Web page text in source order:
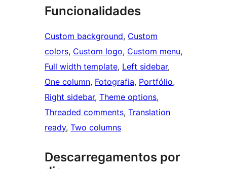
Funcionalidades
Custom background, Custom
colors, Custom logo, Custom menu
Full width template, Left sidebar
One column, Fotografia, Portfólio
Right sidebar, Theme options
Threaded comments, Translation
ready, Two columns
Descarregamentos por